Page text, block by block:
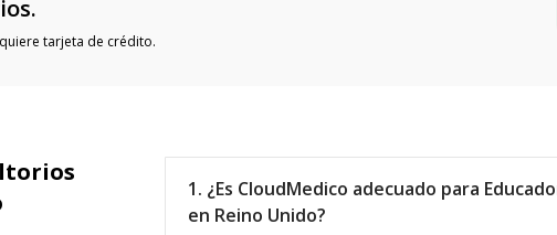
tarjeta de crédito.
1. ¿Es CloudMedico adecuado para
en Reino Unido?